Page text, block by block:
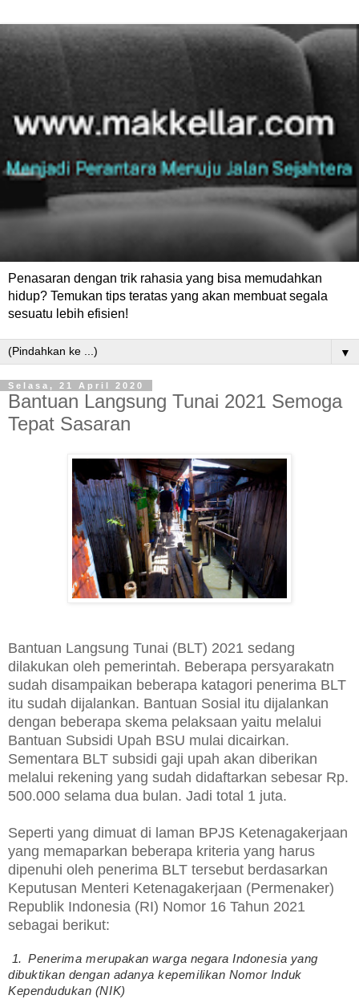
Penasaran dengan trik rahasia yang bisa memudahkan
hidup? Temukan tips teratas yang akan membuat segala
sesuatu lebih efisien!
▼
Selasa, 21 April 2020
Bantuan Langsung Tunai 2021 Semoga
Tepat Sasaran
Bantuan Langsung Tunai (BLT) 2021 sedang
dilakukan oleh pemerintah. Beberapa persyarakatn
sudah disampaikan beberapa katagori penerima BLT
itu sudah dijalankan. Bantuan Sosial itu dijalankan
dengan beberapa skema pelaksaan yaitu melalui
Bantuan Subsidi Upah BSU mulai dicairkan.
Sementara BLT subsidi gaji upah akan diberikan
melalui rekening yang sudah didaftarkan sebesar Rp.
500.000 selama dua bulan. Jadi total 1 juta.
Seperti yang dimuat di laman BPJS Ketenagakerjaan
yang memaparkan beberapa kriteria yang harus
dipenuhi oleh penerima BLT tersebut berdasarkan
Keputusan Menteri Ketenagakerjaan (Permenaker)
Republik Indonesia (RI) Nomor 16 Tahun 2021
sebagai berikut:
1. Penerima merupakan warga negara Indonesia yang
dibuktikan dengan adanya kepemilikan Nomor Induk
Kependudukan (NIK)